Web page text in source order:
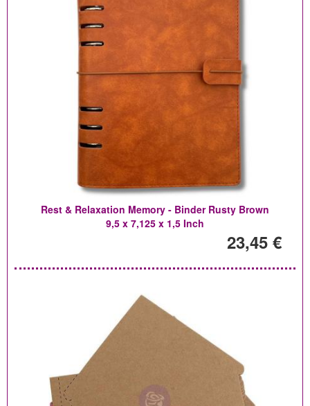
Rest & Relaxation Memory - Binder Rusty Brown
9,5 x 7,125 x 1,5 Inch
23,45 €